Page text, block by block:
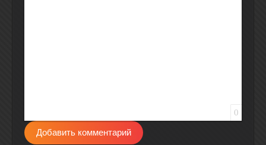
0
Добавить комментарий